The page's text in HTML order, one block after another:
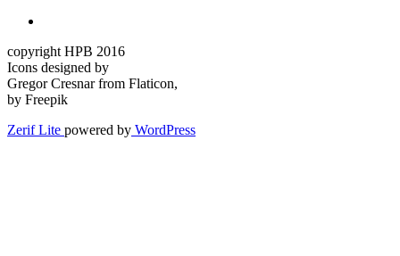
copyright HPB 2016
Icons designed by
Gregor Cresnar from Flaticon,
by Freepik
Zerif Lite powered by WordPress